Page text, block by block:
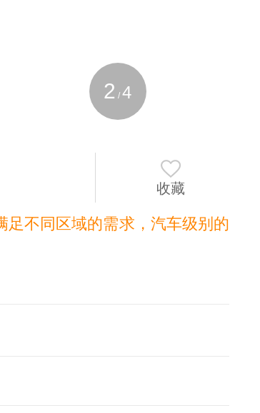
2 /4
收藏
不同区域的需求，汽车级别的